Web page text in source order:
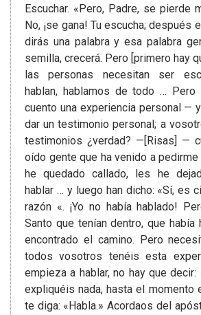
Escuchar. «Pero, Padre, se pierde
No, ¡se gana! Tu escucha; después
dirás una palabra y esa palabra
semilla, crecerá. Pero [primero hay
las personas necesitan ser
hablan, hablamos de todo …
cuento una experiencia personal —
dar un testimonio personal; a
testimonios ¿verdad? —[Risas] —
oído gente que ha venido a
he quedado callado, les he
hablar … y luego han dicho: «Sí, es
razón «. ¡Yo no había hablado!
Santo que tenían dentro, que había
encontrado el camino. Pero
todos vosotros tenéis esta
empieza a hablar, no hay que decir:
expliquéis nada, hasta el momento
te diga: «Habla.» Acordaos del